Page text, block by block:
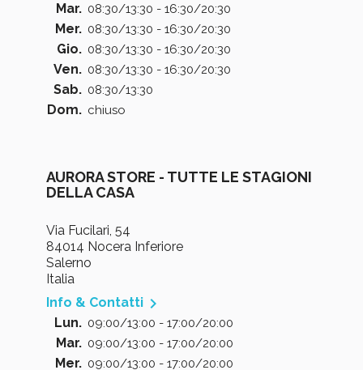
Mar. 08:30/13:30 - 16:30/20:30
Mer. 08:30/13:30 - 16:30/20:30
Gio. 08:30/13:30 - 16:30/20:30
Ven. 08:30/13:30 - 16:30/20:30
Sab. 08:30/13:30
Dom. chiuso
AURORA STORE - TUTTE LE STAGIONI
DELLA CASA
Via Fucilari, 54
84014 Nocera Inferiore
Salerno
Italia
Info & Contatti 
Lun. 09:00/13:00 - 17:00/20:00
Mar. 09:00/13:00 - 17:00/20:00
Mer. 09:00/13:00 - 17:00/20:00